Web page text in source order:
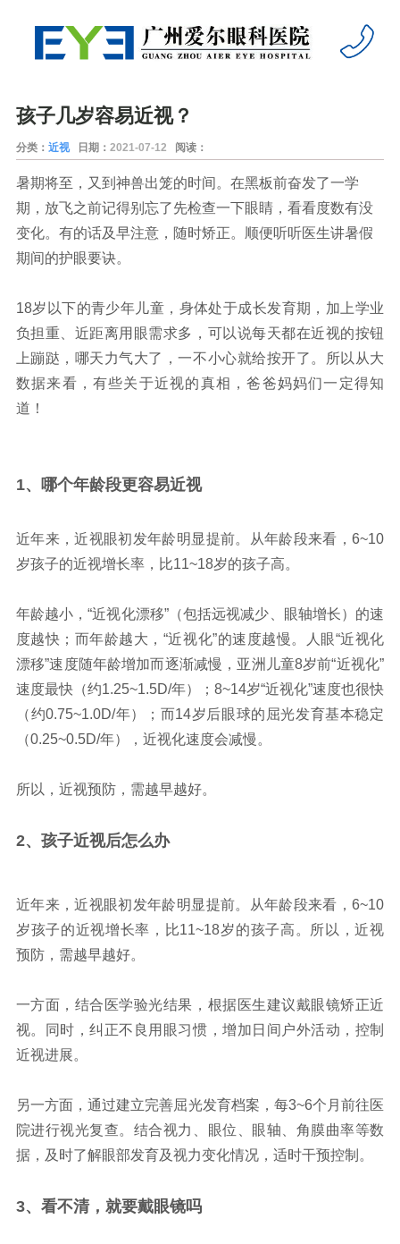
孩子几岁容易近视？
分类： 近视 日期： 2021-07-12 阅读：
暑期将至，又到神兽出笼的时间。在黑板前奋发了一学
期，放飞之前记得别忘了先检查一下眼睛，看看度数有没
变化。有的话及早注意，随时矫正。顺便听听医生讲暑假
期间的护眼要诀。
18岁以下的青少年儿童，身体处于成长发育期，加上学业
负担重、近距离用眼需求多，可以说每天都在近视的按钮
上蹦跶，哪天力气大了，一不小心就给按开了。所以从大
数据来看，有些关于近视的真相，爸爸妈妈们一定得知
道！
1、哪个年龄段更容易近视
近年来，近视眼初发年龄明显提前。从年龄段来看，6~10
岁孩子的近视增长率，比11~18岁的孩子高。
年龄越小，“近视化漂移”（包括远视减少、眼轴增长）的速
度越快；而年龄越大，“近视化”的速度越慢。人眼“近视化
漂移”速度随年龄增加而逐渐减慢，亚洲儿童8岁前“近视化”
速度最快（约1.25~1.5D/年）；8~14岁“近视化”速度也很快
（约0.75~1.0D/年）；而14岁后眼球的屈光发育基本稳定
（0.25~0.5D/年），近视化速度会减慢。
所以，近视预防，需越早越好。
2、孩子近视后怎么办
近年来，近视眼初发年龄明显提前。从年龄段来看，6~10
岁孩子的近视增长率，比11~18岁的孩子高。所以，近视
预防，需越早越好。
一方面，结合医学验光结果，根据医生建议戴眼镜矫正近
视。同时，纠正不良用眼习惯，增加日间户外活动，控制
近视进展。
另一方面，通过建立完善屈光发育档案，每3~6个月前往医
院进行视光复查。结合视力、眼位、眼轴、角膜曲率等数
据，及时了解眼部发育及视力变化情况，适时干预控制。
3、看不清，就要戴眼镜吗